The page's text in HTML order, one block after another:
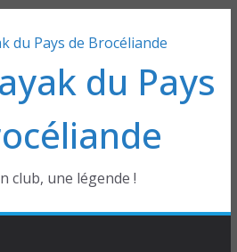
du Pays
club, une légende !